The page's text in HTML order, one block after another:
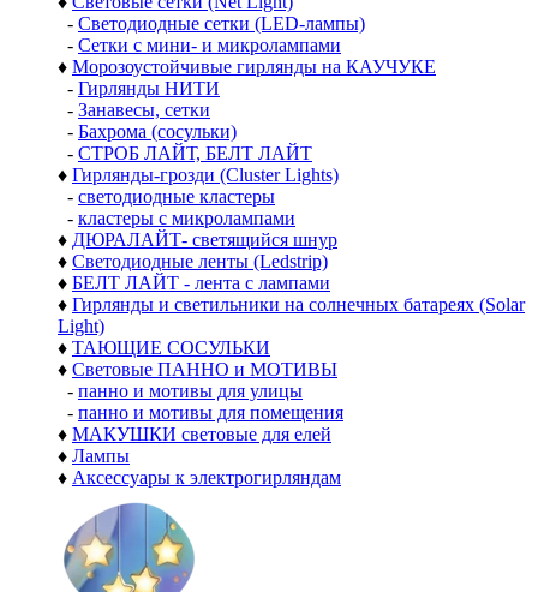
- Светодиодные сетки (LED-лампы)
- Сетки с мини- и микролампами
♦ Морозоустойчивые гирлянды на КАУЧУКЕ
- Гирлянды НИТИ
- Занавесы, сетки
- Бахрома (сосульки)
- СТРОБ ЛАЙТ, БЕЛТ ЛАЙТ
♦ Гирлянды-грозди (Cluster Lights)
- светодиодные кластеры
- кластеры с микролампами
♦ ДЮРАЛАЙТ- светящийся шнур
♦ Светодиодные ленты (Ledstrip)
♦ БЕЛТ ЛАЙТ - лента с лампами
♦ Гирлянды и светильники на солнечных батареях (Solar
Light)
♦ ТАЮЩИЕ СОСУЛЬКИ
♦ Световые ПАННО и МОТИВЫ
- панно и мотивы для улицы
- панно и мотивы для помещения
♦ МАКУШКИ световые для елей
♦ Лампы
♦ Аксессуары к электрогирляндам